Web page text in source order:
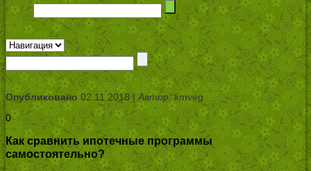
Опубликовано02.11.2018 | Автор: kmveg
0
Как сравнить ипотечные программы
самостоятельно?